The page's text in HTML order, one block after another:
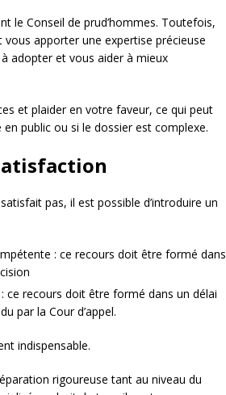
le Conseil de prud’hommes. Toutefois,
vous apporter une expertise précieuse
adopter et vous aider à mieux
et plaider en votre faveur, ce qui peut
public ou si le dossier est complexe.
pas, il est possible d’introduire un
: ce recours doit être formé dans
ce recours doit être formé dans un délai
par la Cour d’appel.
indispensable.
rigoureuse tant au niveau du